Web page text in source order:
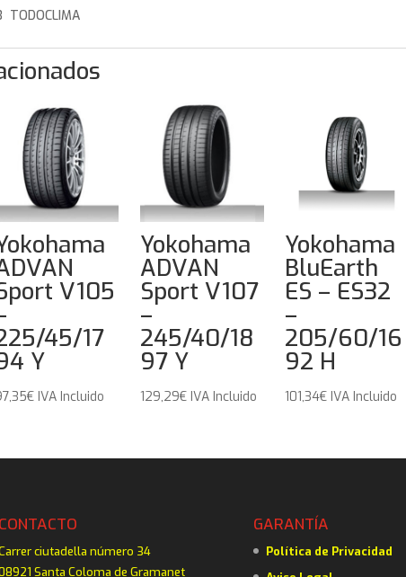
V105
45/17
Y
€ IVA Incluido
Yokohama
ADVAN
Sport V107
–
245/40/18
97 Y
129,29€ IVA Incluido
Yokohama
BluEarth
ES – ES32
–
205/60/16
92 H
101,34€ IVA Incluido
CONTACTO
ciutadella número 34
Santa Coloma de Gramanet
GARANTÍA
Política de Privacidad